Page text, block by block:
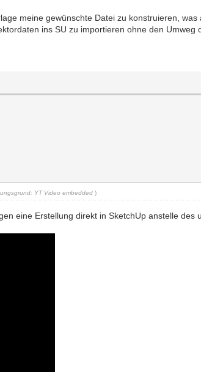
meine gewünschte Datei zu konstruieren,
ins SU zu importieren ohne den Umweg
YT Video embedded )
eine Erstellung direkt in SketchUp anstelle des